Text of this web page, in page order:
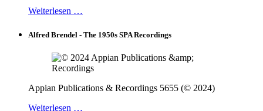
Weiterlesen …
Alfred Brendel - The 1950s SPA Recordings
Appian Publications & Recordings 5655 (© 2024)
Weiterlesen …